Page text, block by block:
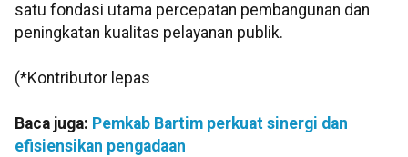
satu fondasi utama percepatan pembangunan dan
peningkatan kualitas pelayanan publik.
(*Kontributor lepas
Baca juga: Pemkab Bartim perkuat sinergi dan
efisiensikan pengadaan